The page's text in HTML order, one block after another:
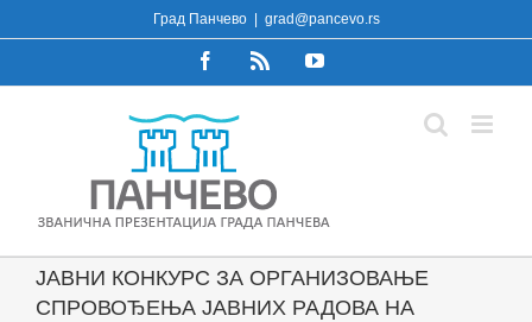
to
Град Панчево grad@pancevo.rs
FacebookRss YouTube
ЈАВНИ КОНКУРС ЗА ОРГАНИЗОВАЊЕ
СПРОВОЂЕЊА ЈАВНИХ РАДОВА НА